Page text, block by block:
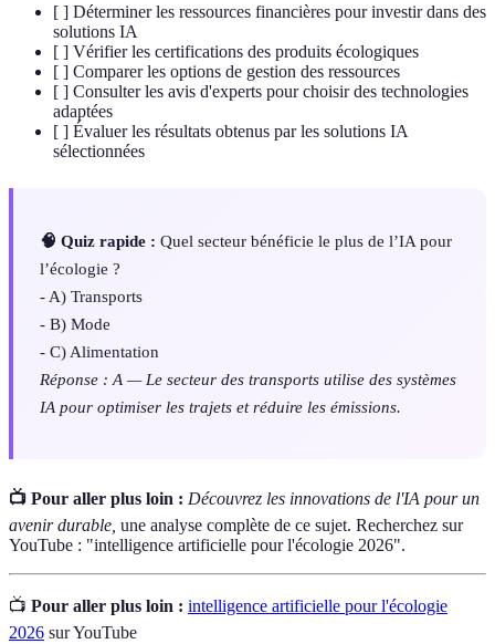
[ ] Déterminer les ressources financières pour investir dans des
solutions IA
[ ] Vérifier les certifications des produits écologiques
[ ] Comparer les options de gestion des ressources
[ ] Consulter les avis d'experts pour choisir des technologies
adaptées
[ ] Évaluer les résultats obtenus par les solutions IA
sélectionnées
🧠 Quiz rapide : Quel secteur bénéficie le plus de l’IA pour
l’écologie ?
- A) Transports
- B) Mode
- C) Alimentation
Réponse : A — Le secteur des transports utilise des systèmes
IA pour optimiser les trajets et réduire les émissions.
📺 Pour aller plus loin : Découvrez les innovations de l'IA pour un
avenir durable, une analyse complète de ce sujet. Recherchez sur
YouTube : "intelligence artificielle pour l'écologie 2026".
📺 Pour aller plus loin : intelligence artificielle pour l'écologie
2026 sur YouTube